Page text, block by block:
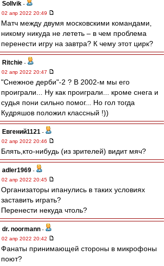
Sollvik -
02 апр 2022 20:49
Матч между двумя московскими командами,
никому никуда не лететь – в чем проблема
перенести игру на завтра? К чему этот цирк?
Ritchie -
02 апр 2022 20:47
"Снежное дерби"-2 ? В 2002-м мы его
проиграли... Ну как проиграли... кроме снега и
судья пони сильно помог... Но гол тогда
Кудряшов положил классный !))
Евгений1121 -
02 апр 2022 20:46
Блять,кто-нибудь (из зрителей) видит мяч?
adler1969 -
02 апр 2022 20:45
Организаторы ипанулись в таких условиях
заставить играть?
Перенести некуда чтоль?
dr. noormann -
02 апр 2022 20:42
Фанаты принимающей стороны в микрофоны
поют?